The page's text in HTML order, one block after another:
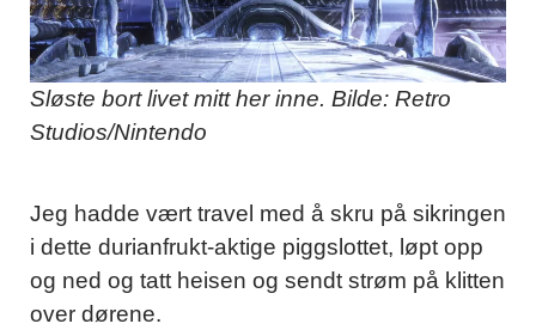
Sløste bort livet mitt her inne. Bilde: Retro
Studios/Nintendo
Jeg hadde vært travel med å skru på sikringen
i dette durianfrukt-aktige piggslottet, løpt opp
og ned og tatt heisen og sendt strøm på klitten
over dørene.